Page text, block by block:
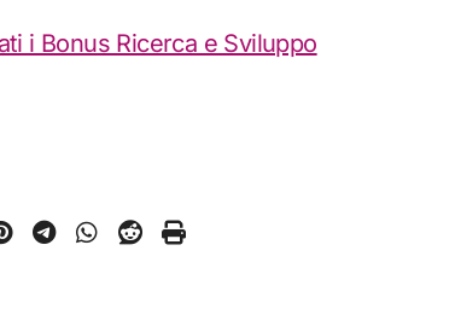
i Bonus Ricerca e Sviluppo